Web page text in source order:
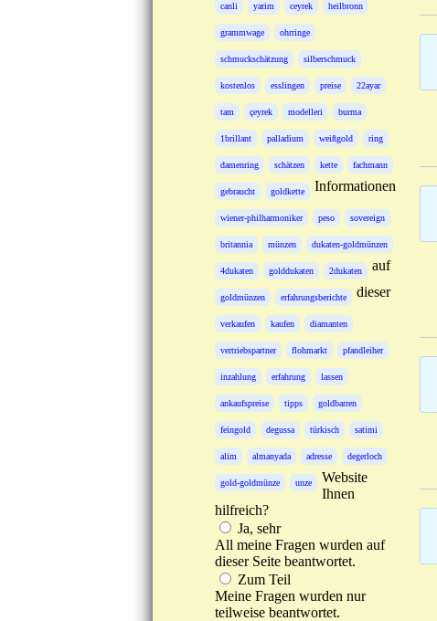
canli yarim ceyrek heilbronn
grammwage ohrringe
schmuckschätzung silberschmuck
kostenlos esslingen preise 22ayar
tam çeyrek modelleri burma
1brillant palladium weißgold ring
damenring schätzen kette fachmann
gebraucht goldkette
wiener-philharmoniker peso sovereign
britannia münzen dukaten-goldmünzen
4dukaten golddukaten 2dukaten
goldmünzen erfahrungsberichte
verkaufen kaufen diamanten
vertriebspartner flohmarkt pfandleiher
inzahlung erfahrung lassen
ankaufspreise tipps goldbarren
feingold degussa türkisch satimi
alim almanyada adresse degerloch
gold-goldmünze unze
Informationen
auf
dieser
Website
Ihnen
hilfreich?
Ja, sehr
All meine Fragen wurden auf
dieser Seite beantwortet.
Zum Teil
Meine Fragen wurden nur
teilweise beantwortet.